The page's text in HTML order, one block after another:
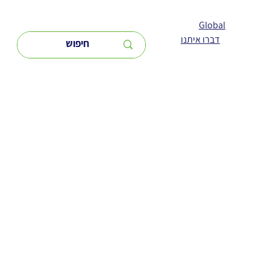
Global
דברו איתנו